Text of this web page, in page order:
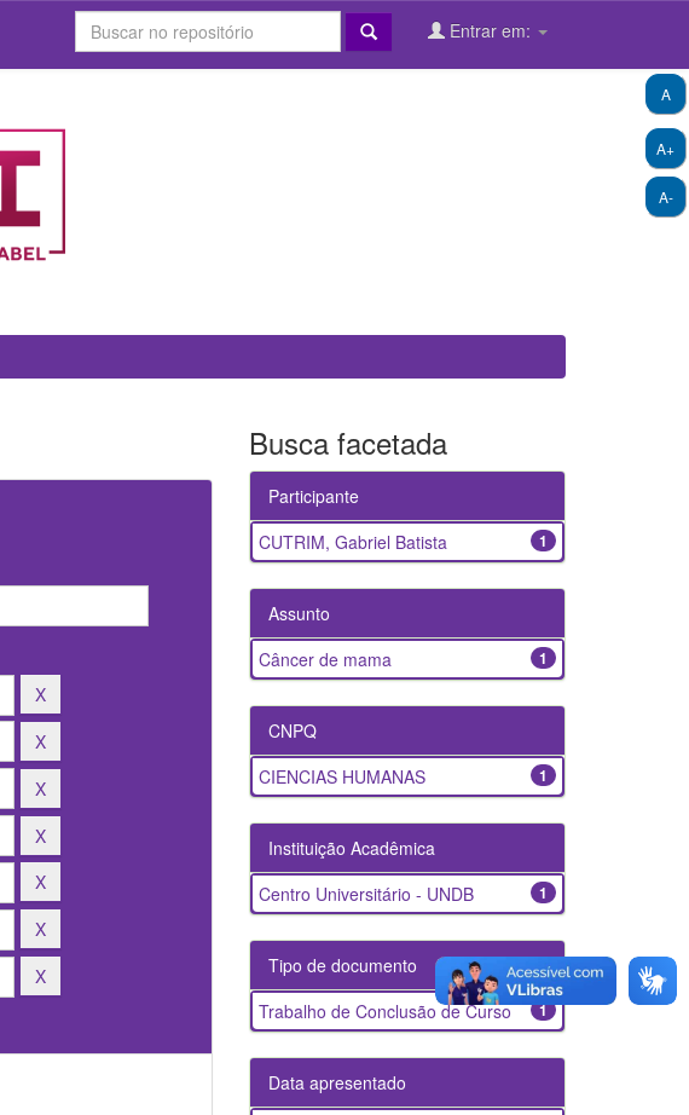
Entrar em:
A+
A-
A
Busca facetada
Participante
1
CUTRIM, Gabriel Batista
Assunto
1
Câncer de mama
CNPQ
1
CIENCIAS HUMANAS
Instituição Acadêmica
1
Centro Universitário - UNDB
Tipo de documento
1
Trabalho de Conclusão de Curso
Data apresentado